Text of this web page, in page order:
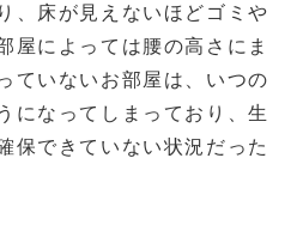
、床が見えないほどゴミや
屋によっては腰の高さにま
ていないお部屋は、いつの
になってしまっており、生
保できていない状況だった